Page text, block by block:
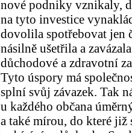
nové podniky vznikaly,
na tyto investice
dovolila spotřebovat jen
násilně ušetřila a
důchodové a zdravotní
Tyto úspory má
splní svůj závazek. Tak
u každého občana
a také mírou, do které